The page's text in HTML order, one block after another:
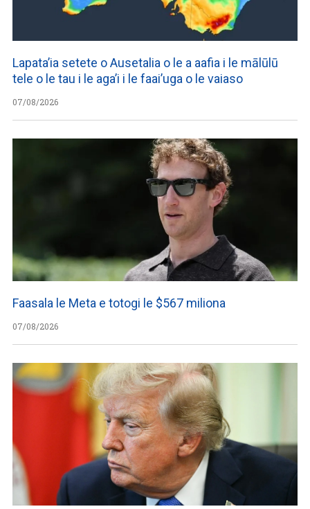
Lapata’ia setete o Ausetalia o le a aafia i le mālūlū
tele o le tau i le aga’i i le faai’uga o le vaiaso
07/08/2026
Faasala le Meta e totogi le $567 miliona
07/08/2026